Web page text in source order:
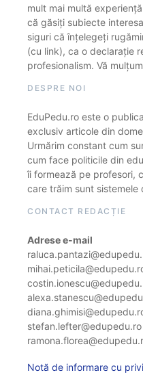
mult mai multă
că găsiți subiecte
siguri că înțelegeți
(cu link), ca o declarație
profesionalism. Vă
DESPRE NOI
EduPedu.ro este o
exclusiv articole din
Urmărim constant cum
cum face politicile din
îi formează pe profesori,
care trăim sunt
CONTACT REDACȚIE
Adrese e-mail
stefan.lefter@edupedu.ro
Notă de informare cu